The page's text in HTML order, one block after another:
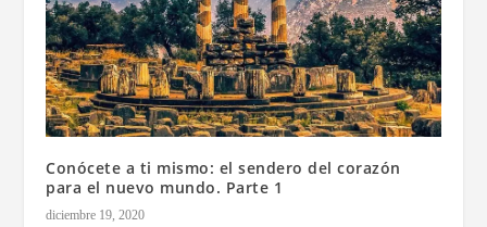
Conócete a ti mismo: el sendero del corazón
para el nuevo mundo. Parte 1
diciembre 19, 2020